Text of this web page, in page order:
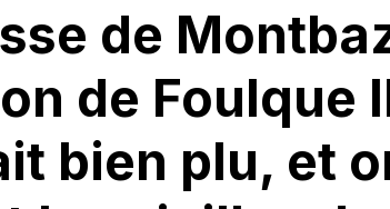
de
de Foulque
bien plu, et